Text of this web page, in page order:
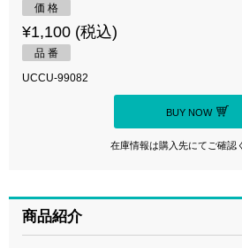
価 格
¥1,100 (税込)
品 番
UCCU-99082
BUY NOW
在庫情報は購入先にてご確認
商品紹介